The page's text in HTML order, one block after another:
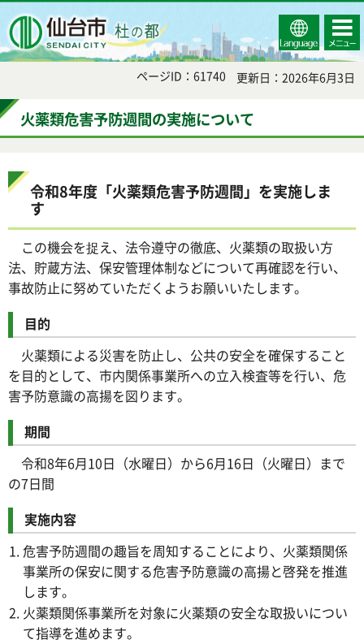
Select
Language
コンテ
ンツメ
ニュー
ページID：61740 更新日：2026年6月3日
火薬類危害予防週間の実施について
令和8年度「火薬類危害予防週間」を実施しま
す
この機会を捉え、法令遵守の徹底、火薬類の取扱い方
法、貯蔵方法、保安管理体制などについて再確認を行い、
事故防止に努めていただくようお願いいたします。
目的
火薬類による災害を防止し、公共の安全を確保すること
を目的として、市内関係事業所への立入検査等を行い、危
害予防意識の高揚を図ります。
期間
令和8年6月10日（水曜日）から6月16日（火曜日）まで
の7日間
実施内容
危害予防週間の趣旨を周知することにより、火薬類関係
事業所の保安に関する危害予防意識の高揚と啓発を推進
します。
火薬類関係事業所を対象に火薬類の安全な取扱いについ
て指導を進めます。